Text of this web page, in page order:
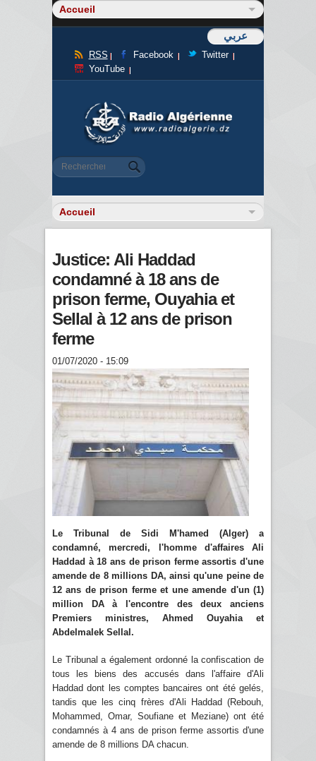
عربي
RSS Facebook
Twitter
YouTube
Formulaire de recherche
Rechercher
Justice: Ali Haddad
condamné à 18 ans de
prison ferme, Ouyahia et
Sellal à 12 ans de prison
ferme
01/07/2020 - 15:09
Le Tribunal de Sidi M'hamed (Alger) a
condamné, mercredi, l'homme d'affaires Ali
Haddad à 18 ans de prison ferme assortis d'une
amende de 8 millions DA, ainsi qu'une peine de
12 ans de prison ferme et une amende d'un (1)
million DA à l'encontre des deux anciens
Premiers ministres, Ahmed Ouyahia et
Abdelmalek Sellal.
Le Tribunal a également ordonné la confiscation de
tous les biens des accusés dans l'affaire d'Ali
Haddad dont les comptes bancaires ont été gelés,
tandis que les cinq frères d'Ali Haddad (Rebouh,
Mohammed, Omar, Soufiane et Meziane) ont été
condamnés à 4 ans de prison ferme assortis d'une
amende de 8 millions DA chacun.